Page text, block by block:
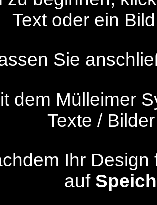
Text oder ein
Sie
dem Mülleimer
Texte /
Ihr
auf